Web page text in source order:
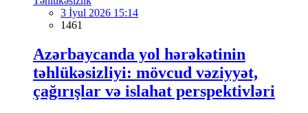
3 İyul 2026 15:14
1461
Azərbaycanda yol hərəkətinin
təhlükəsizliyi: mövcud vəziyyət,
çağırışlar və islahat perspektivləri